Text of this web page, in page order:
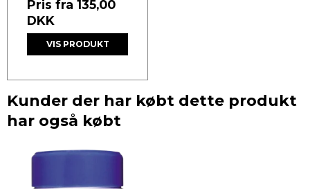
Pris fra 135,00
DKK
VIS PRODUKT
Kunder der har købt dette produkt
har også købt